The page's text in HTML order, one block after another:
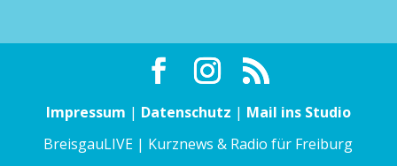
Impressum | Datenschutz | Mail ins Studio
BreisgauLIVE | Kurznews & Radio für Freiburg